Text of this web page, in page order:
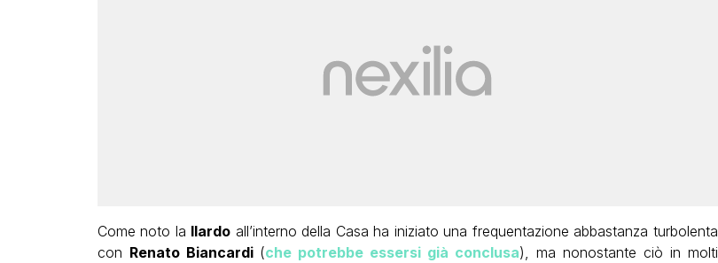
Come noto la Ilardo all’interno della Casa ha iniziato una frequentazione abbastanza turbolenta
con Renato Biancardi (che potrebbe essersi già conclusa), ma nonostante ciò in molti